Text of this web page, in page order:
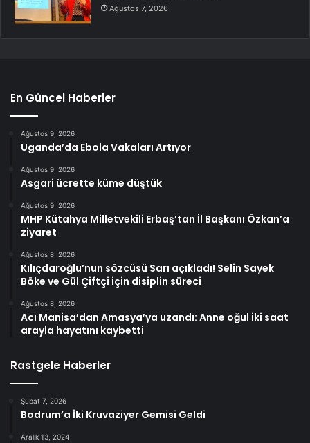
Ağustos 7, 2026
En Güncel Haberler
Ağustos 9, 2026
Uganda’da Ebola Vakaları Artıyor
Ağustos 9, 2026
Asgari ücrette küme düştük
Ağustos 9, 2026
MHP Kütahya Milletvekili Erbaş’tan İl Başkanı Özkan’a
ziyaret
Ağustos 8, 2026
Kılıçdaroğlu’nun sözcüsü Sarı açıkladı! Selin Sayek
Böke ve Gül Çiftçi için disiplin süreci
Ağustos 8, 2026
Acı Manisa’dan Amasya’ya uzandı: Anne oğul iki saat
arayla hayatını kaybetti
Rastgele Haberler
Şubat 7, 2026
Bodrum’a İki Kruvaziyer Gemisi Geldi
Aralık 13, 2024